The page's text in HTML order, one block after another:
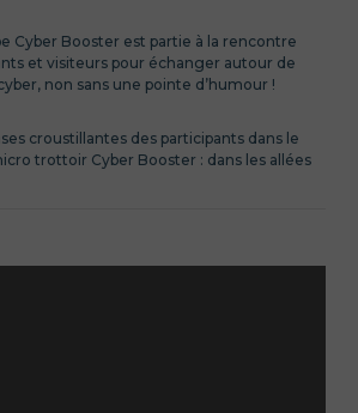
Cyber Booster est partie à la rencontre
et visiteurs pour échanger autour de
non sans une pointe d’humour !
croustillantes des participants dans le
trottoir Cyber Booster : dans les allées